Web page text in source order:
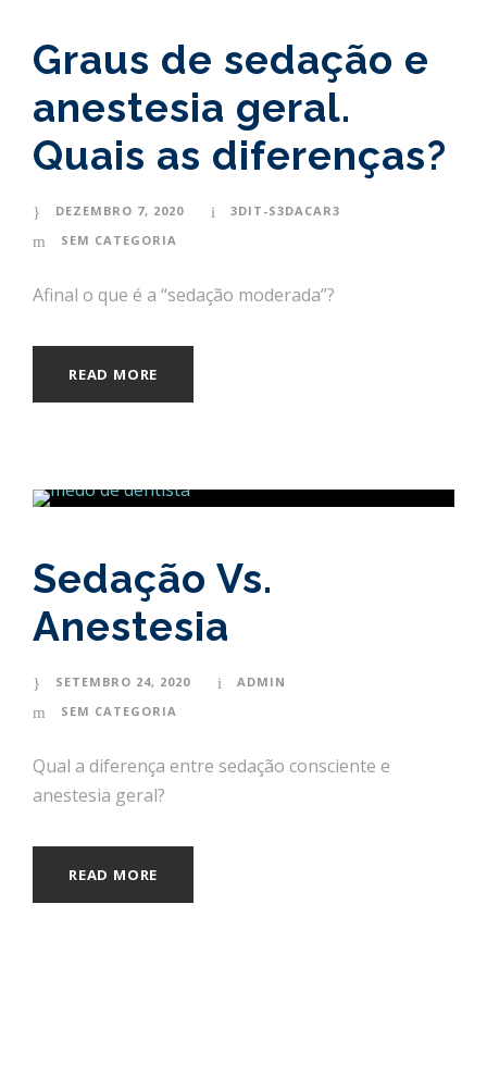
Graus de sedação e
anestesia geral.
Quais as diferenças?
DEZEMBRO 7, 2020
3DIT-S3DACAR3
SEM CATEGORIA
Afinal o que é a “sedação moderada”?
READ MORE
Sedação Vs.
Anestesia
SETEMBRO 24, 2020
ADMIN
SEM CATEGORIA
Qual a diferença entre sedação consciente e
anestesia geral?
READ MORE